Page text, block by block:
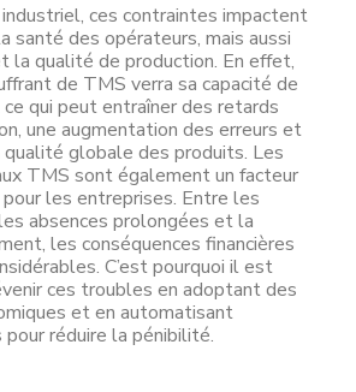
ces contraintes impactent
santé des opérateurs, mais aussi
la qualité de production. En effet,
de TMS verra sa capacité de
qui peut entraîner des retards
une augmentation des erreurs et
qualité globale des produits. Les
TMS sont également un facteur
les entreprises. Entre les
absences prolongées et la
les conséquences financières
C’est pourquoi il est
ces troubles en adoptant des
et en automatisant
réduire la pénibilité.